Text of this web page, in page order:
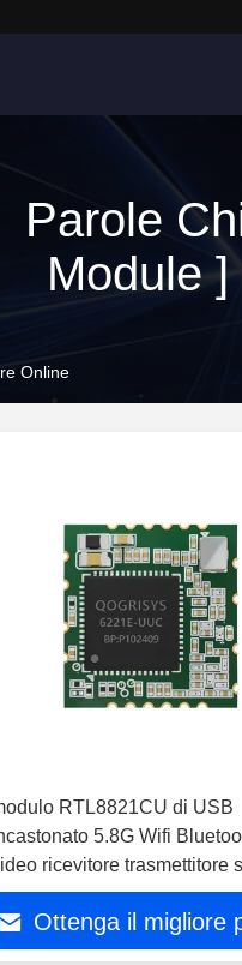
Parole
Module
Online
RTL8821CU di USB
5.8G Wifi
ricevitore trasmettitore
Ottenga il migliore